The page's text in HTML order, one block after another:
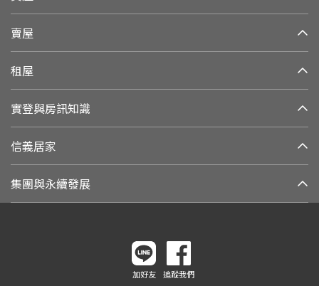
賣屋
租屋
實登與房訊知識
信義居家
集團與永續發展
加好友 追蹤我們